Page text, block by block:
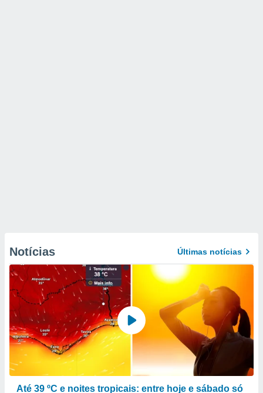
Notícias Últimas notícias
Até 39 ºC e noites tropicais: entre hoje e sábado só